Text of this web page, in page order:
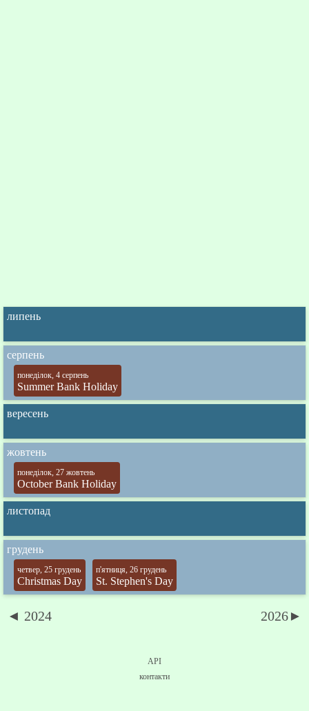
липень
серпень
понеділок, 4 серпень
Summer Bank Holiday
вересень
жовтень
понеділок, 27 жовтень
October Bank Holiday
листопад
грудень
четвер, 25 грудень
Christmas Day
п'ятниця, 26 грудень
St. Stephen's Day
◄ 2024 2026►
API
контакти